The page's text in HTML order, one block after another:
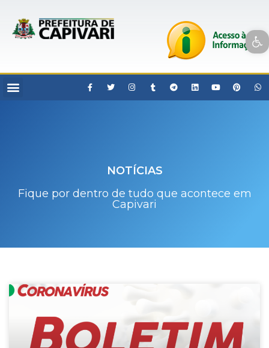
Open toolbar
NOTÍCIAS
Fique por dentro de tudo que acontece em
Capivari